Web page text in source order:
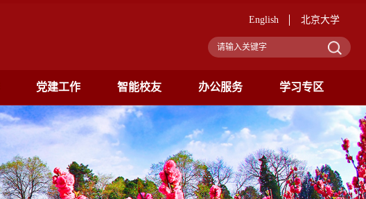
English 北京大学
党建工作 智能校友 办公服务 学习专区